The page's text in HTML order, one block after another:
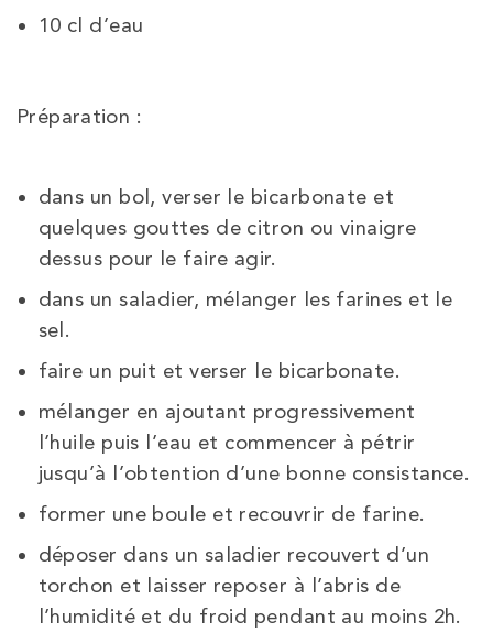
10 cl d’eau
Préparation :
dans un bol, verser le bicarbonate et
quelques gouttes de citron ou vinaigre
dessus pour le faire agir.
dans un saladier, mélanger les farines et le
sel.
faire un puit et verser le bicarbonate.
mélanger en ajoutant progressivement
l’huile puis l’eau et commencer à pétrir
jusqu’à l’obtention d’une bonne consistance.
former une boule et recouvrir de farine.
déposer dans un saladier recouvert d’un
torchon et laisser reposer à l’abris de
l’humidité et du froid pendant au moins 2h.